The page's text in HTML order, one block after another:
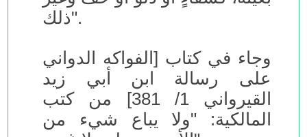
ذلك".
وجاء في كتاب [الفواكه الدواني
على رسالة ابن أبي زيد
القيرواني 1/ 381] من كتب
المالكية: "ولا يباع شيء من